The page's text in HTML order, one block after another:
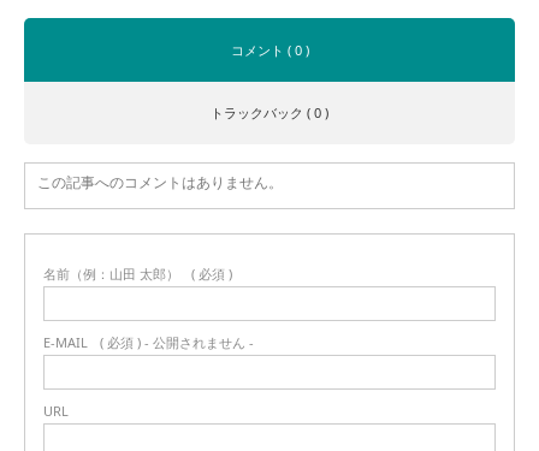
コメント ( 0 )
トラックバック ( 0 )
この記事へのコメントはありません。
名前（例：山田 太郎） ( 必須 )
E-MAIL ( 必須 ) - 公開されません -
URL